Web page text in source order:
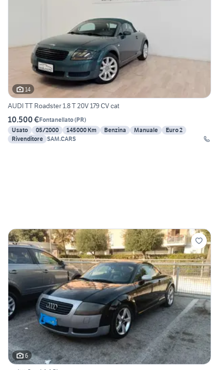
14
AUDI TT Roadster 1.8 T 20V 179 CV cat
10.500 €Fontanellato(PR)
Usato
05/2000 145000 Km Benzina Manuale
Euro 2
Rivenditore SAM.CARS
6